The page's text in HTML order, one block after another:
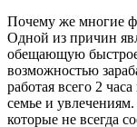
Почему же многие
Одной из причин
обещающую быстрое
возможностью
работая всего 2
семье и
которые не всегда